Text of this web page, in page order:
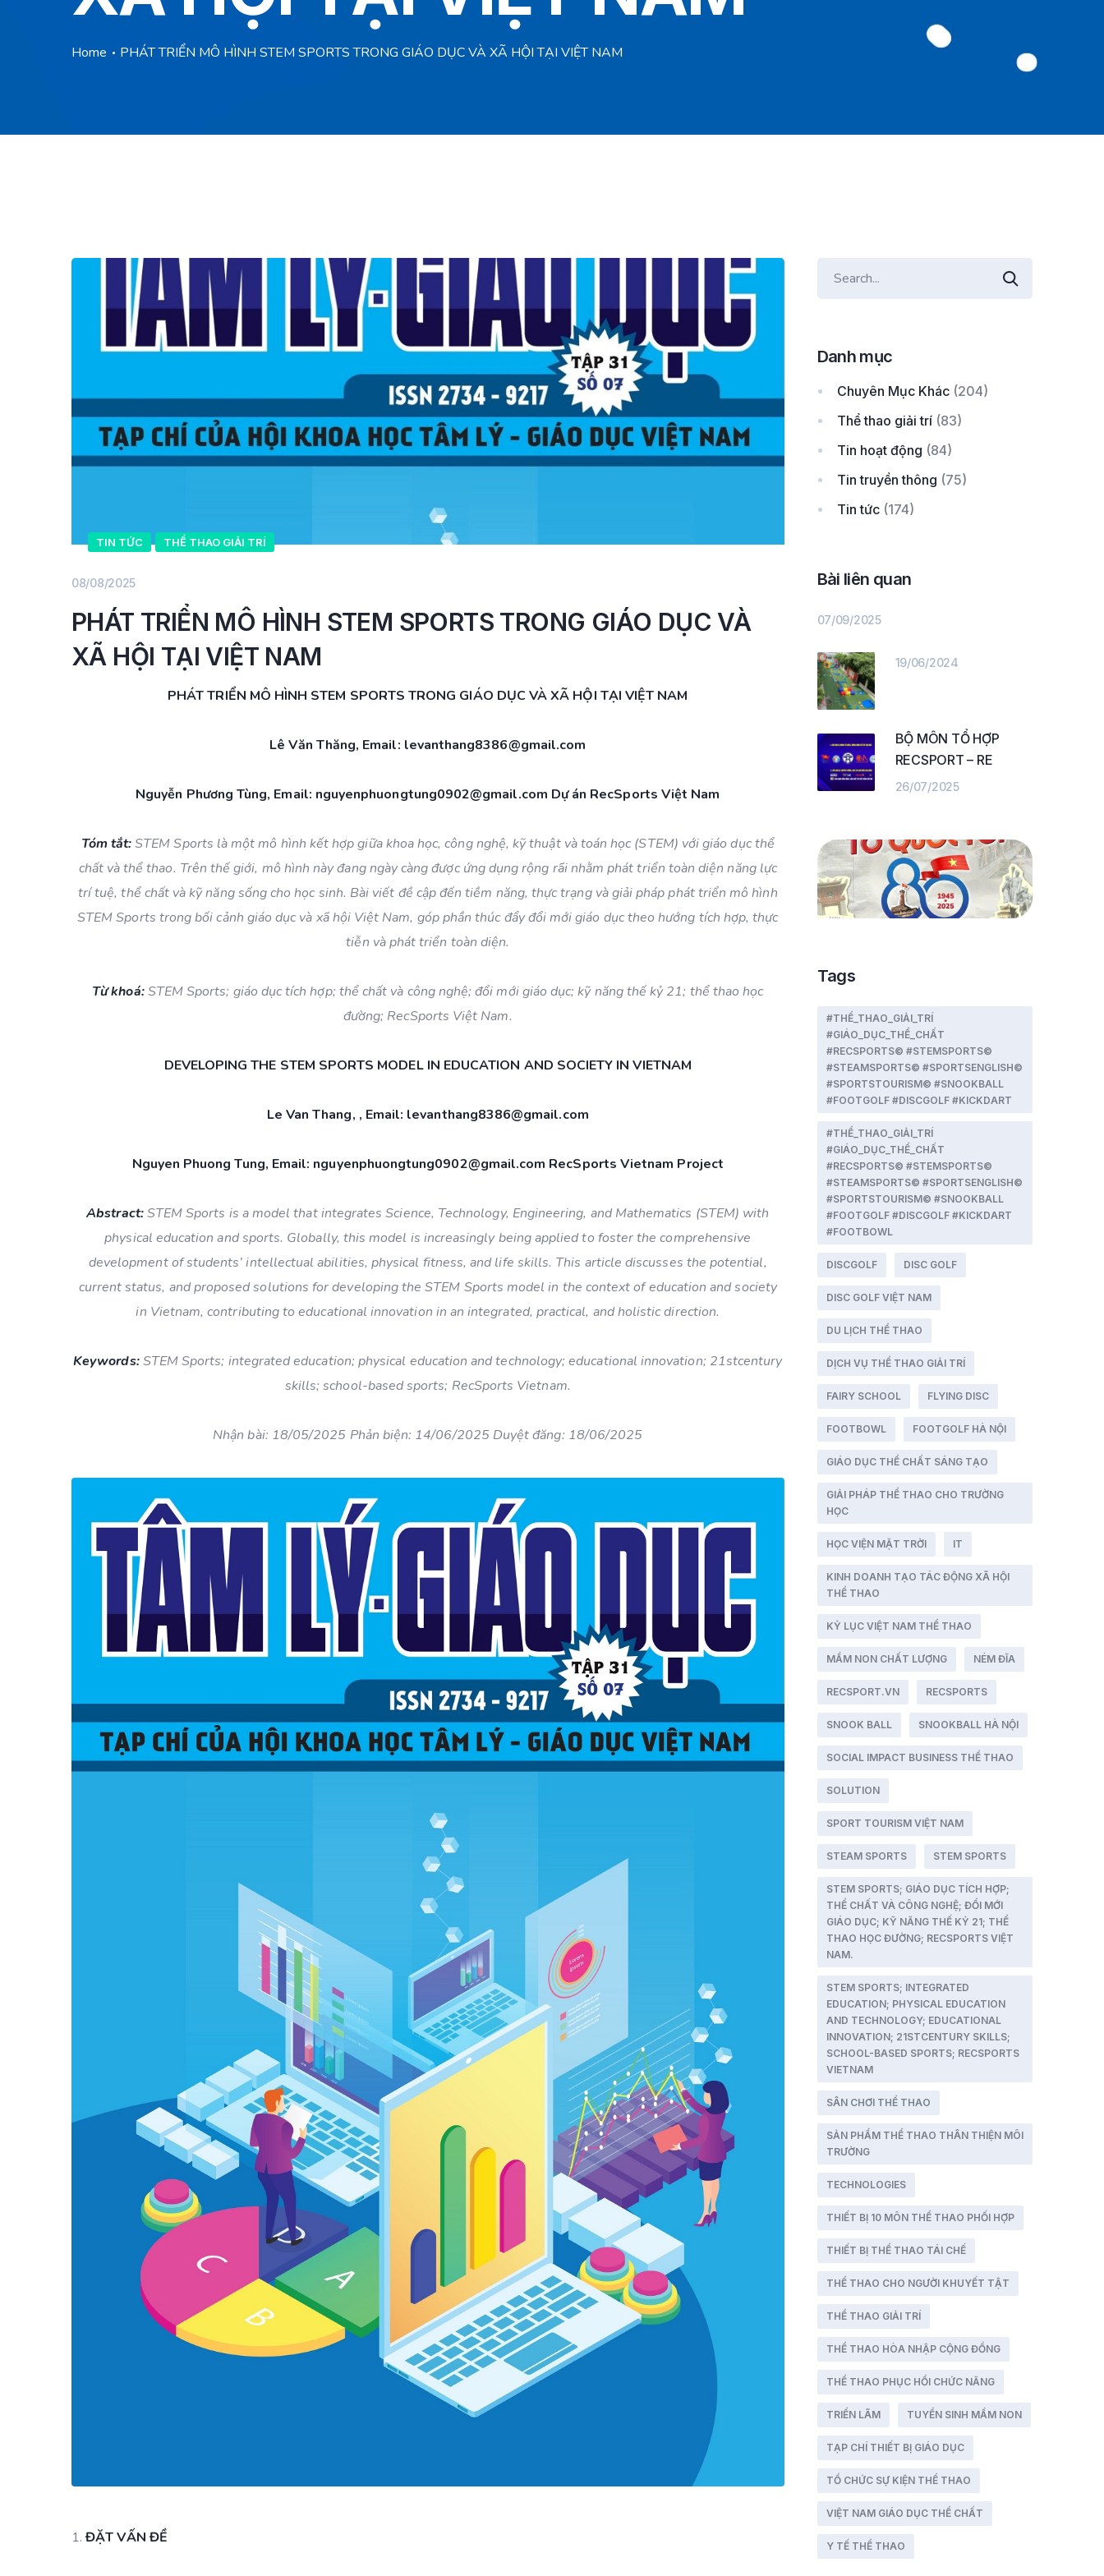
Home PHÁT TRIỂN MÔ HÌNH STEM SPORTS TRONG GIÁO DỤC VÀ XÃ HỘI TẠI VIỆT NAM
TIN TỨC THỂ THAO GIẢI TRÍ
08/08/2025
PHÁT TRIỂN MÔ HÌNH STEM SPORTS TRONG GIÁO DỤC VÀ
XÃ HỘI TẠI VIỆT NAM
PHÁT TRIỂN MÔ HÌNH STEM SPORTS TRONG GIÁO DỤC VÀ XÃ HỘI TẠI VIỆT NAM
Lê Văn Thăng, Email: levanthang8386@gmail.com
Nguyễn Phương Tùng, Email: nguyenphuongtung0902@gmail.com Dự án RecSports Việt Nam
Tóm tắt:STEM Sports là một mô hình kết hợp giữa khoa học, công nghệ, kỹ thuật và toán học (STEM) với giáo dục thể
chất và thể thao. Trên thế giới, mô hình này đang ngày càng được ứng dụng rộng rãi nhằm phát triển toàn diện năng lực
trí tuệ, thể chất và kỹ năng sống cho học sinh. Bài viết đề cập đến tiềm năng, thực trạng và giải pháp phát triển mô hình
STEM Sports trong bối cảnh giáo dục và xã hội Việt Nam, góp phần thúc đẩy đổi mới giáo dục theo hướng tích hợp, thực
tiễn và phát triển toàn diện.
Từ khoá:STEM Sports; giáo dục tích hợp; thể chất và công nghệ; đổi mới giáo dục; kỹ năng thế kỷ 21; thể thao học
đường; RecSports Việt Nam.
DEVELOPING THE STEM SPORTS MODEL IN EDUCATION AND SOCIETY IN VIETNAM
Le Van Thang, , Email: levanthang8386@gmail.com
Nguyen Phuong Tung, Email: nguyenphuongtung0902@gmail.com RecSports Vietnam Project
Abstract:STEM Sports is a model that integrates Science, Technology, Engineering, and Mathematics (STEM) with
physical education and sports. Globally, this model is increasingly being applied to foster the comprehensive
development of students’ intellectual abilities, physical fitness, and life skills. This article discusses the potential,
current status, and proposed solutions for developing the STEM Sports model in the context of education and society
in Vietnam, contributing to educational innovation in an integrated, practical, and holistic direction.
Keywords:STEM Sports; integrated education; physical education and technology; educational innovation; 21stcentury
skills; school-based sports; RecSports Vietnam.
Nhận bài: 18/05/2025 Phản biện: 14/06/2025 Duyệt đăng: 18/06/2025
ĐẶT VẤN ĐỀ
Danh mục
Chuyên Mục Khác(204)
Thể thao giải trí(83)
Tin hoạt động (84)
Tin truyền thông (75)
Tin tức(174)
Bài liên quan
07/09/2025
19/06/2024
BỘ MÔN TỔ HỢP
RECSPORT – RE
26/07/2025
Tags
#THỂ_THAO_GIẢI_TRÍ
#GIÁO_DỤC_THỂ_CHẤT
#RECSPORTS© #STEMSPORTS©
#STEAMSPORTS© #SPORTSENGLISH©
#SPORTSTOURISM© #SNOOKBALL
#FOOTGOLF #DISCGOLF #KICKDART
#THỂ_THAO_GIẢI_TRÍ
#GIÁO_DỤC_THỂ_CHẤT
#RECSPORTS© #STEMSPORTS©
#STEAMSPORTS© #SPORTSENGLISH©
#SPORTSTOURISM© #SNOOKBALL
#FOOTGOLF #DISCGOLF #KICKDART
#FOOTBOWL
DISCGOLF DISC GOLF
DISC GOLF VIỆT NAM
DU LỊCH THỂ THAO
DỊCH VỤ THỂ THAO GIẢI TRÍ
FAIRY SCHOOL FLYING DISC
FOOTBOWL FOOTGOLF HÀ NỘI
GIÁO DỤC THỂ CHẤT SÁNG TẠO
GIẢI PHÁP THỂ THAO CHO TRƯỜNG
HỌC
HỌC VIỆN MẶT TRỜI IT
KINH DOANH TẠO TÁC ĐỘNG XÃ HỘI
THỂ THAO
KỶ LỤC VIỆT NAM THỂ THAO
MẦM NON CHẤT LƯỢNG NÉM ĐĨA
RECSPORT.VN RECSPORTS
SNOOK BALL SNOOKBALL HÀ NỘI
SOCIAL IMPACT BUSINESS THỂ THAO
SOLUTION
SPORT TOURISM VIỆT NAM
STEAM SPORTS STEM SPORTS
STEM SPORTS; GIÁO DỤC TÍCH HỢP;
THỂ CHẤT VÀ CÔNG NGHỆ; ĐỔI MỚI
GIÁO DỤC; KỸ NĂNG THẾ KỶ 21; THỂ
THAO HỌC ĐƯỜNG; RECSPORTS VIỆT
NAM.
STEM SPORTS; INTEGRATED
EDUCATION; PHYSICAL EDUCATION
AND TECHNOLOGY; EDUCATIONAL
INNOVATION; 21STCENTURY SKILLS;
SCHOOL-BASED SPORTS; RECSPORTS
VIETNAM
SÂN CHƠI THỂ THAO
SẢN PHẨM THỂ THAO THÂN THIỆN MÔI
TRƯỜNG
TECHNOLOGIES
THIẾT BỊ 10 MÔN THỂ THAO PHỐI HỢP
THIẾT BỊ THỂ THAO TÁI CHẾ
THỂ THAO CHO NGƯỜI KHUYẾT TẬT
THỂ THAO GIẢI TRÍ
THỂ THAO HÒA NHẬP CỘNG ĐỒNG
THỂ THAO PHỤC HỒI CHỨC NĂNG
TRIỂN LÃM TUYỂN SINH MẦM NON
TẠP CHÍ THIẾT BỊ GIÁO DỤC
TỔ CHỨC SỰ KIỆN THỂ THAO
VIỆT NAM GIÁO DỤC THỂ CHẤT
Y TẾ THỂ THAO